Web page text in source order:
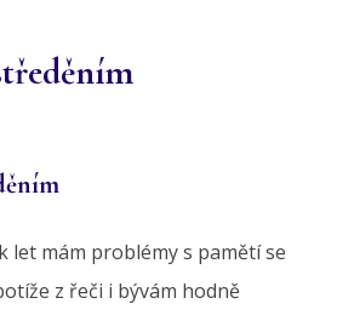
let mám problémy s pamětí se
z řeči i bývám hodně